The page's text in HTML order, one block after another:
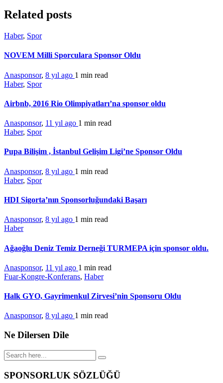
Related posts
Haber, Spor
NOVEM Milli Sporculara Sponsor Oldu
Anasponsor, 8 yıl ago 1 min read
Haber, Spor
Airbnb, 2016 Rio Olimpiyatları’na sponsor oldu
Anasponsor, 11 yıl ago 1 min read
Haber, Spor
Pupa Bilişim , İstanbul Gelişim Ligi’ne Sponsor Oldu
Anasponsor, 8 yıl ago 1 min read
Haber, Spor
HDI Sigorta’nın Sponsorluğundaki Başarı
Anasponsor, 8 yıl ago 1 min read
Haber
Ağaoğlu Deniz Temiz Derneği TURMEPA için sponsor oldu.
Anasponsor, 11 yıl ago 1 min read
Fuar-Kongre-Konferans, Haber
Halk GYO, Gayrimenkul Zirvesi’nin Sponsoru Oldu
Anasponsor, 8 yıl ago 1 min read
Ne Dilersen Dile
SPONSORLUK SÖZLÜĞÜ